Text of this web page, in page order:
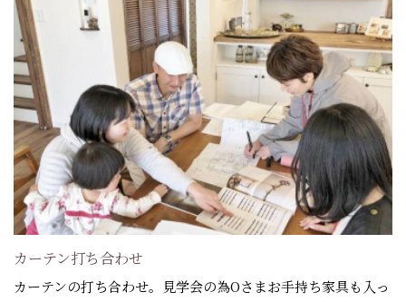
カーテン打ち合わせ
カーテンの打ち合わせ。見学会の為Oさまお手持ち家具も入っ